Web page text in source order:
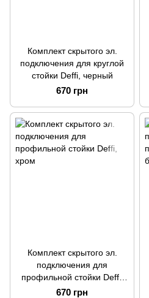
Комплект скрытого эл.
подключения для круглой
стойки Deffi, черный
670 грн
Комплект скрытого эл.
подключения для
профильной стойки Deffi,
хром
670 грн